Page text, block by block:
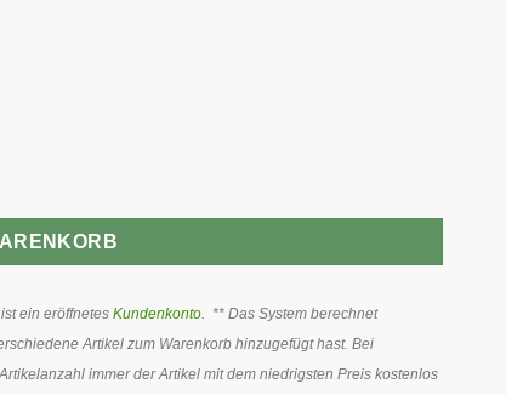
ein eröffnetesKundenkonto. ** Das System berechnet
Artikel zum Warenkorb hinzugefügt hast. Bei
immer der Artikel mit dem niedrigsten Preis kostenlos